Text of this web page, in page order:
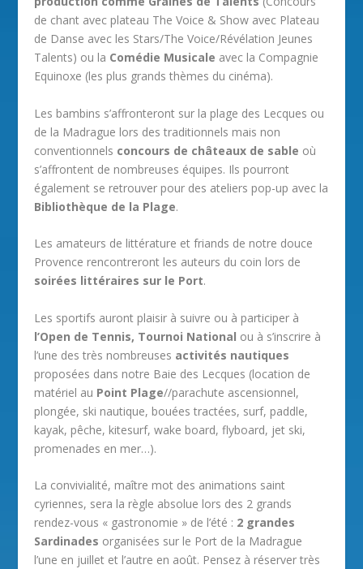
de chant avec plateau The Voice & Show avec Plateau
de Danse avec les Stars/The Voice/Révélation Jeunes
Talents) ou la Comédie Musicale avec la Compagnie
Equinoxe (les plus grands thèmes du cinéma).
Les bambins s’affronteront sur la plage des Lecques ou
de la Madrague lors des traditionnels mais non
conventionnels concours de châteaux de sable où
s’affrontent de nombreuses équipes. Ils pourront
également se retrouver pour des ateliers pop-up avec la
Bibliothèque de la Plage.
Les amateurs de littérature et friands de notre douce
Provence rencontreront les auteurs du coin lors de
soirées littéraires sur le Port.
Les sportifs auront plaisir à suivre ou à participer à
l’Open de Tennis, Tournoi National ou à s’inscrire à
l’une des très nombreuses activités nautiques
proposées dans notre Baie des Lecques (location de
matériel au Point Plage//parachute ascensionnel,
plongée, ski nautique, bouées tractées, surf, paddle,
kayak, pêche, kitesurf, wake board, flyboard, jet ski,
promenades en mer…).
La convivialité, maître mot des animations saint
cyriennes, sera la règle absolue lors des 2 grands
rendez-vous « gastronomie » de l’été : 2 grandes
Sardinades organisées sur le Port de la Madrague
l’une en juillet et l’autre en août. Pensez à réserver très